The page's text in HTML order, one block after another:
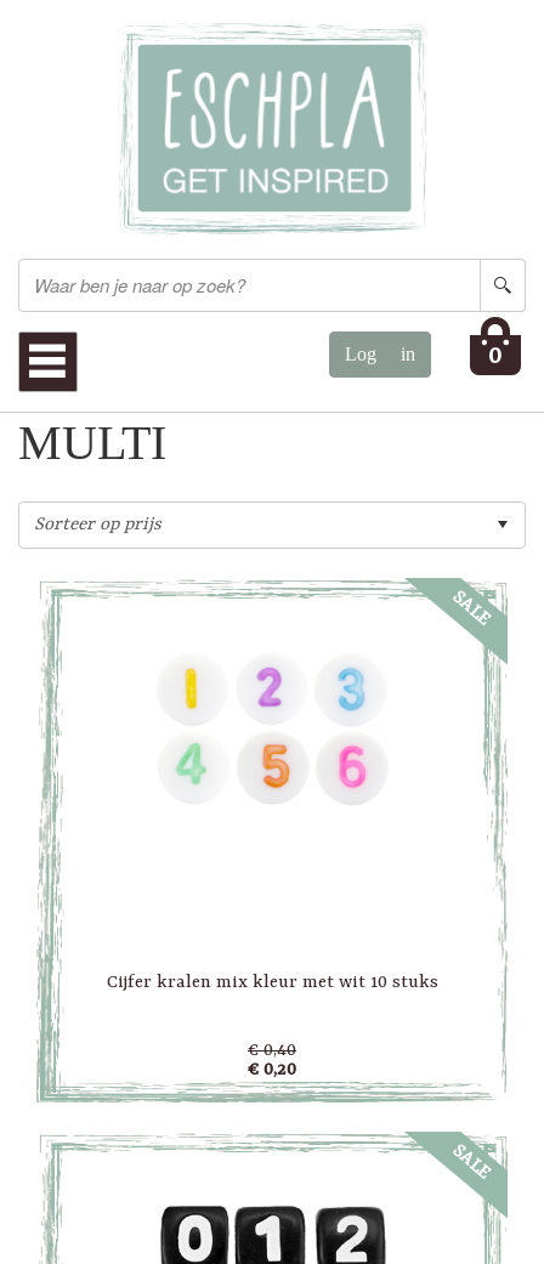
0
MULTI
SALE
Cijfer kralen mix kleur met wit 10 stuks
€ 0,40
€ 0,20
SALE